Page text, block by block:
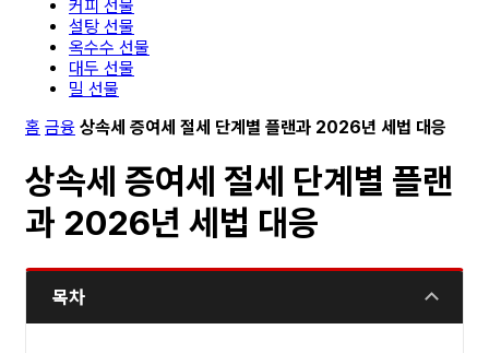
커피 선물
설탕 선물
옥수수 선물
대두 선물
밀 선물
홈 금융 상속세 증여세 절세 단계별 플랜과 2026년 세법 대응
상속세 증여세 절세 단계별 플랜
과 2026년 세법 대응
목차